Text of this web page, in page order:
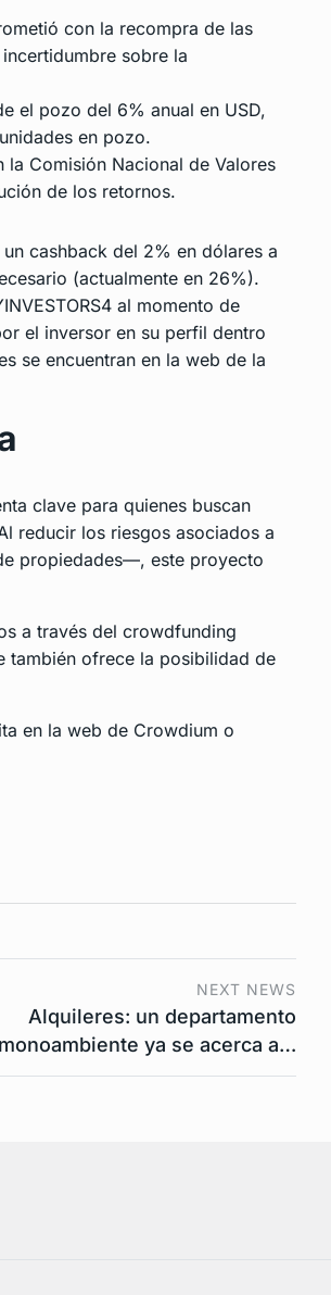
con la recompra de las
sobre la
el pozo del 6% anual en USD,
en pozo.
Comisión Nacional de Valores
de los retornos.
cashback del 2% en dólares a
(actualmente en 26%).
al momento de
el inversor en su perfil dentro
se encuentran en la web de la
clave para quienes buscan
reducir los riesgos asociados a
propiedades—, este proyecto
a través del crowdfunding
también ofrece la posibilidad de
en la web de Crowdium o
NEXT NEWS
Alquileres: un departamento
monoambiente ya se acerca a…